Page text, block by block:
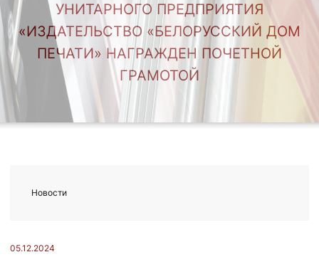
УНИТАРНОГО ПРЕДПРИЯТИЯ
«ИЗДАТЕЛЬСТВО «БЕЛОРУССКИЙ ДОМ
ПЕЧАТИ» НАГРАЖДЕН ПОЧЕТНОЙ
ГРАМОТОЙ
05.12.2024
Новости